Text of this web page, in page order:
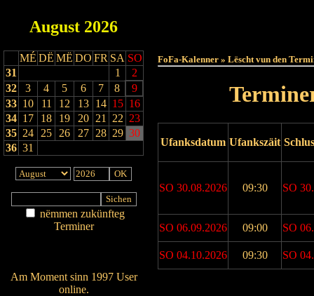
August 2026
MÉ DË MË DO FR SA SO
31
1
2
32
3 4 5 6 7 8
9
33 10 11 12 13 14 15 16
34 17 18 19 20 21 22 23
35 24 25 26 27 28 29 30
36 31
nëmmen zukünfteg
Terminer
Am Moment sinn 1997 User
online.
FoFa-Kalenner » Lëscht vun den
Ufanksdatum Ufankszäit
SO 30.08.2026 09:30 SO
SO 06.09.2026 09:00 SO
SO 04.10.2026 09:30 SO